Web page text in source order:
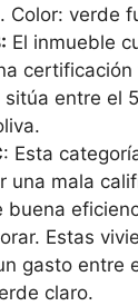
Color: verde
El inmueble
entre el
: Esta
una mala
buena
Estas
gasto entre
claro.